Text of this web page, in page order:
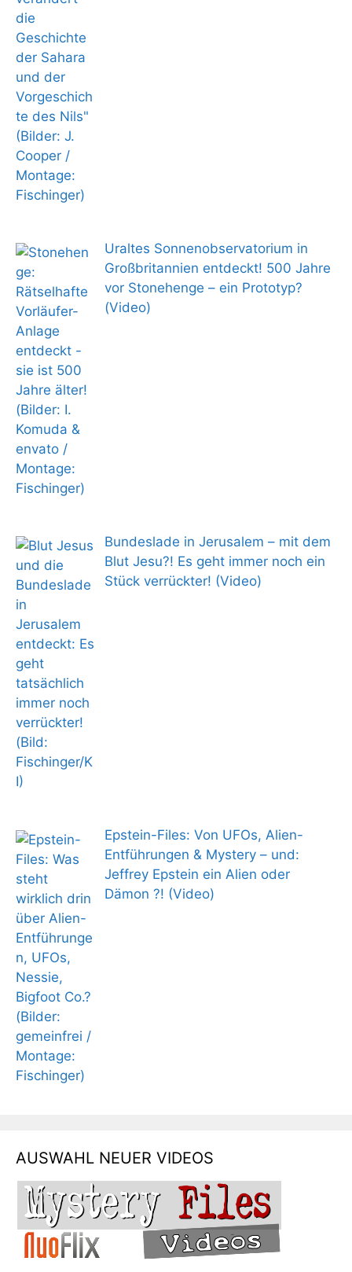
Uraltes Sonnenobservatorium in
Großbritannien entdeckt! 500 Jahre
vor Stonehenge – ein Prototyp?
(Video)
Bundeslade in Jerusalem – mit dem
Blut Jesu?! Es geht immer noch ein
Stück verrückter! (Video)
Epstein-Files: Von UFOs, Alien-
Entführungen & Mystery – und:
Jeffrey Epstein ein Alien oder
Dämon ?! (Video)
AUSWAHL NEUER VIDEOS